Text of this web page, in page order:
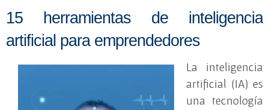
15 herramientas de inteligencia
artificial para emprendedores
La inteligencia
artificial (IA) es
una tecnología